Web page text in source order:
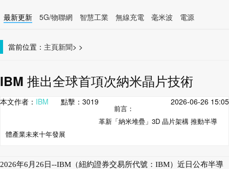
最新更新 5G/物聯網 智慧工業 無線充電 毫米波
電源
當前位置： 主頁 >
新聞 >
IBM 推出全球首項次納米晶片技術
本文作者： IBM 點擊： 3019 2026-06-26 15:05
前言：
革新「納米堆疊」3D 晶片架構 推動半導
體產業未來十年發展
2026年6月26日--IBM（紐約證券交易所代號：IBM）近日公布半導